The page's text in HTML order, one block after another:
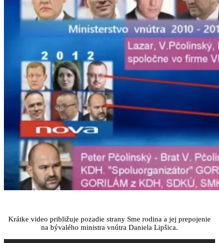
Krátke video približuje pozadie strany Sme rodina a jej prepojenie
na bývalého ministra vnútra Daniela Lipšica.